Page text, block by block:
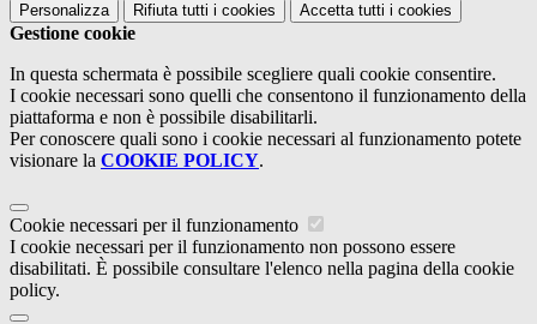
Personalizza Rifiuta tutti i cookies Accetta tutti i cookies
Gestione cookie
In questa schermata è possibile scegliere quali cookie consentire.
I cookie necessari sono quelli che consentono il funzionamento della
piattaforma e non è possibile disabilitarli.
Per conoscere quali sono i cookie necessari al funzionamento potete
visionare la COOKIE POLICY.
Cookie necessari per il funzionamento
I cookie necessari per il funzionamento non possono essere
disabilitati. È possibile consultare l'elenco nella pagina della cookie
policy.